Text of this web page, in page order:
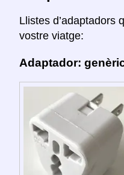
Llistes d’adaptadors
vostre viatge:
Adaptador: